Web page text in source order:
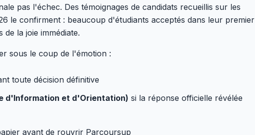
pas l'échec. Des témoignages de candidats recueillis sur les
le confirment : beaucoup d'étudiants acceptés dans leur premier
la joie immédiate.
sous le coup de l'émotion :
toute décision définitive
d'Information et d'Orientation) si la réponse officielle révélée
avant de rouvrir Parcoursup